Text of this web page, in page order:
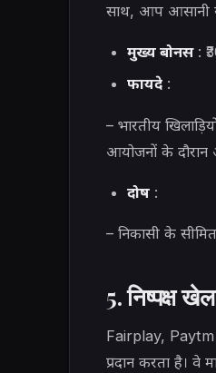
साथ, आप आसानी
मुख्य बोनस:
फायदे:
– भारतीय
आयोजनों के दौरान
दोष:
– निकासी के
5. निष्पक्ष खेल
Fairplay, Paytm
प्रदान करता है। वे